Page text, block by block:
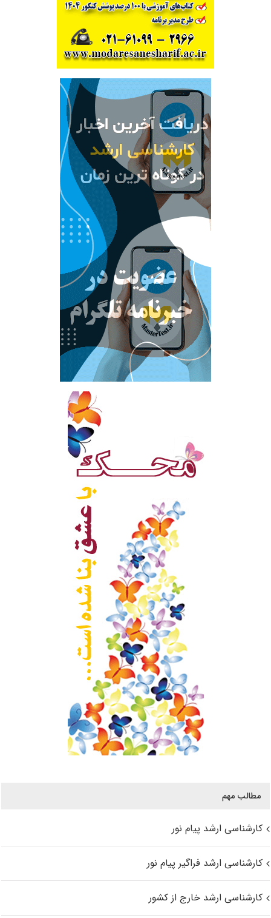
مطالب مهم
کارشناسی ارشد پیام نور
کارشناسی ارشد فراگیر پیام نور
کارشناسی ارشد خارج از کشور